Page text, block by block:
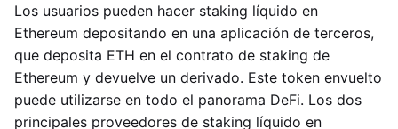
Los usuarios pueden hacer staking líquido en
Ethereum depositando en una aplicación de terceros,
que deposita ETH en el contrato de staking de
Ethereum y devuelve un derivado. Este token envuelto
puede utilizarse en todo el panorama DeFi. Los dos
principales proveedores de staking líquido en